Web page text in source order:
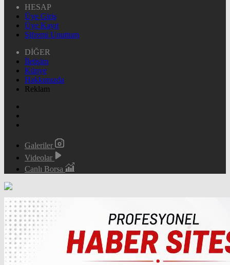
HESAP
Üye Giriş
Üye Kayıt
Şifremi Unuttum
DİĞER
İletişim
Künye
Hakkımızda
Reklam
Galeriler
Videolar
Canlı Borsa